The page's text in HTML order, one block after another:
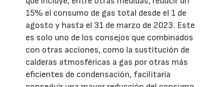
15% el consumo de gas total desde el 1 de
agosto y hasta el 31 de marzo de 2023. Este
es solo uno de los consejos que combinados
con otras acciones, como la sustitución de
calderas atmosféricas a gas por otras más
eficientes de condensación, facilitaría